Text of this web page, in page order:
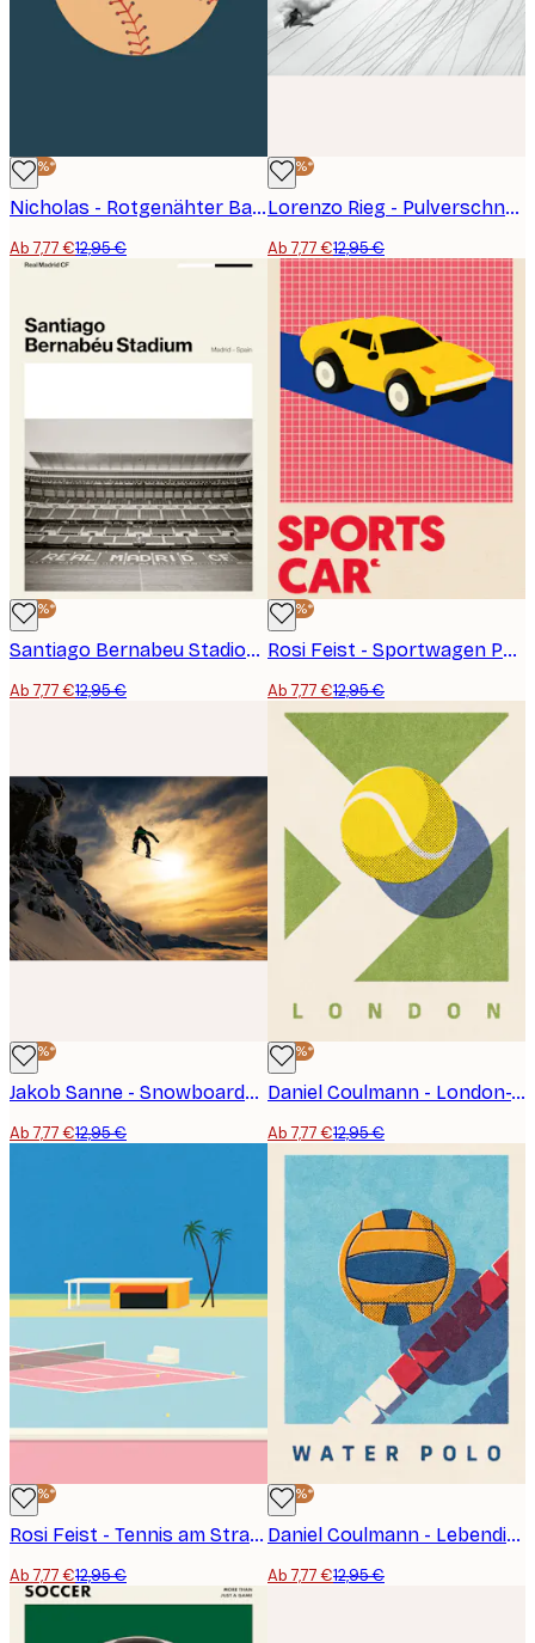
-40%*
Nicholas - Rotgenähter Baseball Poster
Ab 7,77 €12,95 €
-40%*
Lorenzo Rieg - Pulverschnee Ski Action Poster
Ab 7,77 €12,95 €
-40%*
Santiago Bernabeu Stadion Poster
Ab 7,77 €12,95 €
-40%*
Rosi Feist - Sportwagen Poster
Ab 7,77 €12,95 €
-40%*
Jakob Sanne - Snowboarder-Sprung im Sonnenuntergang Poster
Ab 7,77 €12,95 €
-40%*
Daniel Coulmann - London-Tennisplatz-Stil Poster
Ab 7,77 €12,95 €
-40%*
Rosi Feist - Tennis am Strand Poster
Ab 7,77 €12,95 €
-40%*
Daniel Coulmann - Lebendiger Wasserball Poster
Ab 7,77 €12,95 €